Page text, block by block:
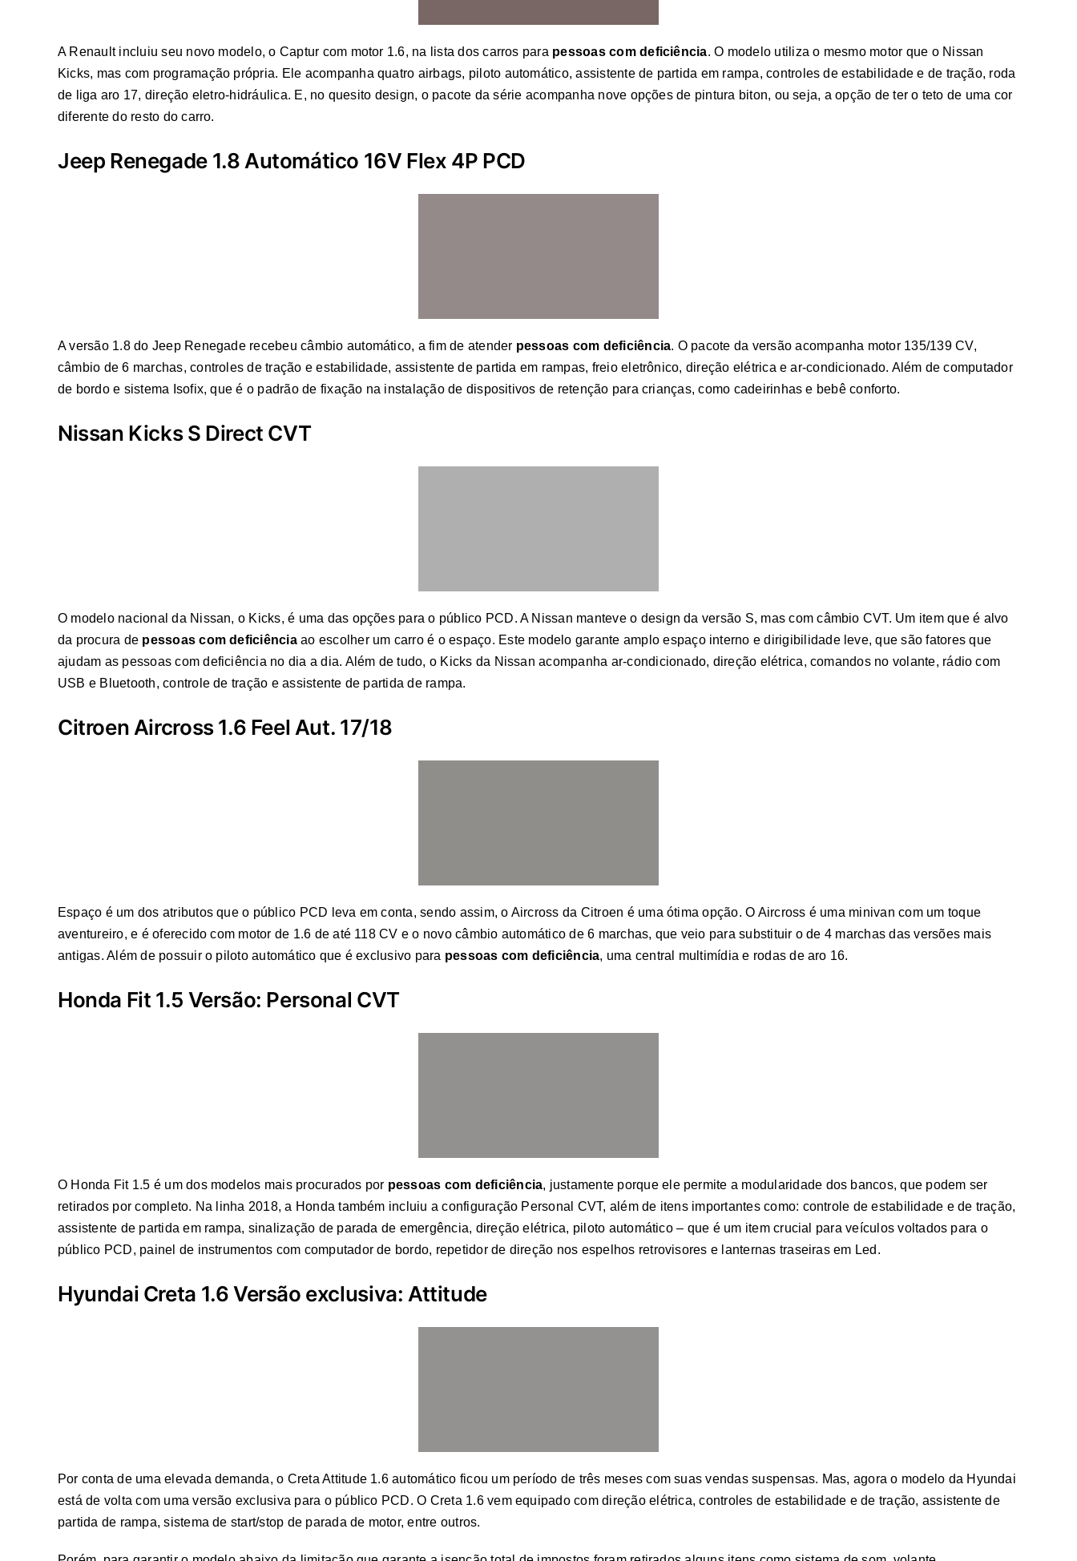
A Renault incluiu seu novo modelo, o Captur com motor 1.6, na lista dos carros para pessoas com deficiência. O modelo utiliza o mesmo motor que o Nissan
Kicks, mas com programação própria. Ele acompanha quatro airbags, piloto automático, assistente de partida em rampa, controles de estabilidade e de tração, roda
de liga aro 17, direção eletro-hidráulica. E, no quesito design, o pacote da série acompanha nove opções de pintura biton, ou seja, a opção de ter o teto de uma cor
diferente do resto do carro.
Jeep Renegade 1.8 Automático 16V Flex 4P PCD
A versão 1.8 do Jeep Renegade recebeu câmbio automático, a fim de atender pessoas com deficiência. O pacote da versão acompanha motor 135/139 CV,
câmbio de 6 marchas, controles de tração e estabilidade, assistente de partida em rampas, freio eletrônico, direção elétrica e ar-condicionado. Além de computador
de bordo e sistema Isofix, que é o padrão de fixação na instalação de dispositivos de retenção para crianças, como cadeirinhas e bebê conforto.
Nissan Kicks S Direct CVT
O modelo nacional da Nissan, o Kicks, é uma das opções para o público PCD. A Nissan manteve o design da versão S, mas com câmbio CVT. Um item que é alvo
da procura de pessoas com deficiênciaao escolher um carro é o espaço. Este modelo garante amplo espaço interno e dirigibilidade leve, que são fatores que
ajudam as pessoas com deficiência no dia a dia. Além de tudo, o Kicks da Nissan acompanha ar-condicionado, direção elétrica, comandos no volante, rádio com
USB e Bluetooth, controle de tração e assistente de partida de rampa.
Citroen Aircross 1.6 Feel Aut. 17/18
Espaço é um dos atributos que o público PCD leva em conta, sendo assim, o Aircross da Citroen é uma ótima opção. O Aircross é uma minivan com um toque
aventureiro, e é oferecido com motor de 1.6 de até 118 CV e o novo câmbio automático de 6 marchas, que veio para substituir o de 4 marchas das versões mais
antigas. Além de possuir o piloto automático que é exclusivo para pessoas com deficiência, uma central multimídia e rodas de aro 16.
Honda Fit 1.5 Versão: Personal CVT
O Honda Fit 1.5 é um dos modelos mais procurados por pessoas com deficiência, justamente porque ele permite a modularidade dos bancos, que podem ser
retirados por completo. Na linha 2018, a Honda também incluiu a configuração Personal CVT, além de itens importantes como: controle de estabilidade e de tração,
assistente de partida em rampa, sinalização de parada de emergência, direção elétrica, piloto automático – que é um item crucial para veículos voltados para o
público PCD, painel de instrumentos com computador de bordo, repetidor de direção nos espelhos retrovisores e lanternas traseiras em Led.
Hyundai Creta 1.6 Versão exclusiva: Attitude
Por conta de uma elevada demanda, o Creta Attitude 1.6 automático ficou um período de três meses com suas vendas suspensas. Mas, agora o modelo da Hyundai
está de volta com uma versão exclusiva para o público PCD. O Creta 1.6 vem equipado com direção elétrica, controles de estabilidade e de tração, assistente de
partida de rampa, sistema de start/stop de parada de motor, entre outros.